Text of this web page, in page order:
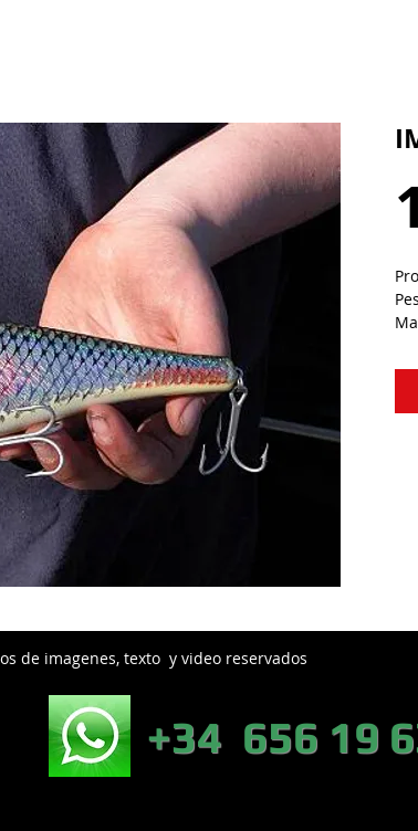
de imagenes, texto y video reservados
+34 656 19